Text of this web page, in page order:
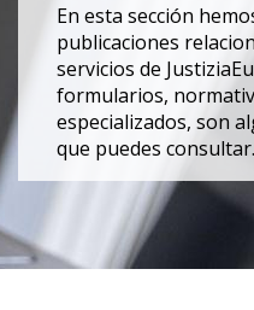
En esta sección
publicaciones
servicios de
formularios,
especializados, son
que puedes consultar.